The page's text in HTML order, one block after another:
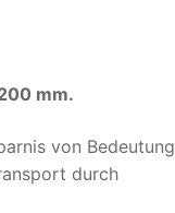
mm.
von Bedeutung
durch